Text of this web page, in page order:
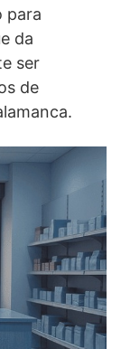
para
da
ser
de